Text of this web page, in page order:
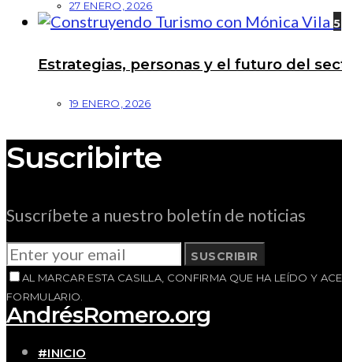
27 ENERO, 2026
5
Estrategias, personas y el futuro del
19 ENERO, 2026
Suscribirte
Suscríbete a nuestro boletín de noticias
SUSCRIBIR
AL MARCAR ESTA CASILLA, CONFIRMA QUE HA LEÍDO Y
FORMULARIO.
AndrésRomero.org
#INICIO